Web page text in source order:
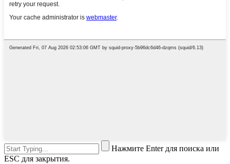
Нажмите Enter для поиска или
ESC для закрытия.